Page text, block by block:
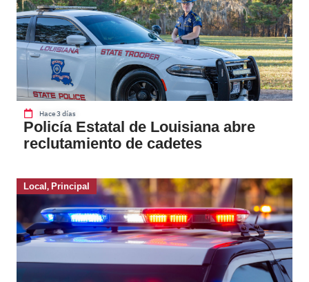
Hace 3 días
Policía Estatal de Louisiana abre
reclutamiento de cadetes
Local , Principal